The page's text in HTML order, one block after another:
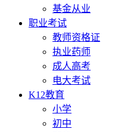
基金从业
职业考试
教师资格证
执业药师
成人高考
电大考试
K12教育
小学
初中